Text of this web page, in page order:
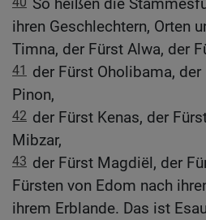
ihren Geschlechtern, Orten
Timna, der Fürst Alwa, der
41 der Fürst Oholibama,
Pinon,
42 der Fürst Kenas, der
Mibzar,
43 der Fürst Magdiël, der
Fürsten von Edom nach
ihrem Erblande. Das ist